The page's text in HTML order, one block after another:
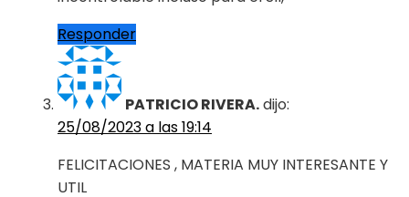
Responder
PATRICIO RIVERA.dijo:
25/08/2023 a las 19:14
FELICITACIONES , MATERIA MUY INTERESANTE Y
UTIL